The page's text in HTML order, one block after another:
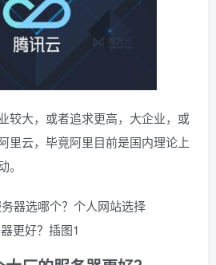
较大，或者追求更高，大企业，或
里云，毕竟阿里目前是国内理论上